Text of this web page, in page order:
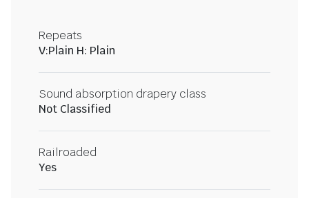
Repeats
V:Plain H: Plain
Sound absorption drapery class
Not Classified
Railroaded
Yes